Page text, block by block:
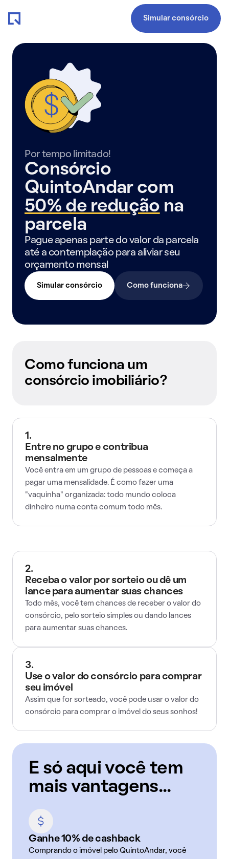
Simular consórcio
Por tempo limitado!
Consórcio
QuintoAndar com
50% de redução na
parcela
Pague apenas parte do valor da parcela
até a contemplação para aliviar seu
orçamento mensal
Simular consórcio Como funciona
Como funciona um
consórcio imobiliário?
1.
Entre no grupo e contribua
mensalmente
Você entra em um grupo de pessoas e começa a
pagar uma mensalidade. É como fazer uma
"vaquinha" organizada: todo mundo coloca
dinheiro numa conta comum todo mês.
2.
Receba o valor por sorteio ou dê um
lance para aumentar suas chances
Todo mês, você tem chances de receber o valor do
consórcio, pelo sorteio simples ou dando lances
para aumentar suas chances.
3.
Use o valor do consórcio para comprar
seu imóvel
Assim que for sorteado, você pode usar o valor do
consórcio para comprar o imóvel do seus sonhos!
E só aqui você tem
mais vantagens...
Ganhe 10% de cashback
Comprando o imóvel pelo QuintoAndar, você